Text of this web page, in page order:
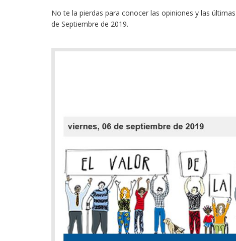
No te la pierdas para conocer las opiniones y las
de Septiembre de 2019.